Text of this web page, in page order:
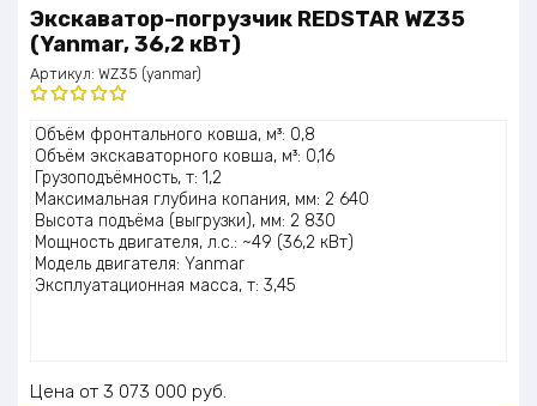
Экскаватор-погрузчик REDSTAR WZ35
(Yanmar, 36,2 кВт)
Артикул: WZ35 (yanmar)
Оценка
5.00 из 5
Объём фронтального ковша, м³: 0,8
Объём экскаваторного ковша, м³: 0,16
Грузоподъёмность, т: 1,2
Максимальная глубина копания, мм: 2 640
Высота подъёма (выгрузки), мм: 2 830
Мощность двигателя, л.с.: ~49 (36,2 кВт)
Модель двигателя: Yanmar
Эксплуатационная масса, т: 3,45
Цена 3 073 000 руб.